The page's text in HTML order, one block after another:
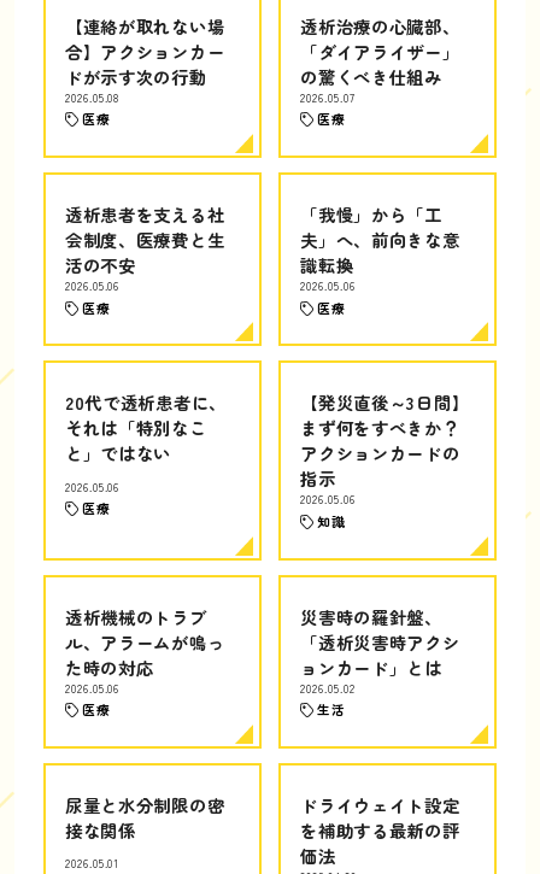
【連絡が取れない場
合】アクションカー
ドが示す次の行動
2026.05.08
医療
透析治療の心臓部、
「ダイアライザー」
の驚くべき仕組み
2026.05.07
医療
透析患者を支える社
会制度、医療費と生
活の不安
2026.05.06
医療
「我慢」から「工
夫」へ、前向きな意
識転換
2026.05.06
医療
20代で透析患者に、
それは「特別なこ
と」ではない
2026.05.06
医療
【発災直後～3日間】
まず何をすべきか？
アクションカードの
指示
2026.05.06
知識
透析機械のトラブ
ル、アラームが鳴っ
た時の対応
2026.05.06
医療
災害時の羅針盤、
「透析災害時アクシ
ョンカード」とは
2026.05.02
生活
尿量と水分制限の密
接な関係
2026.05.01
ドライウェイト設定
を補助する最新の評
価法